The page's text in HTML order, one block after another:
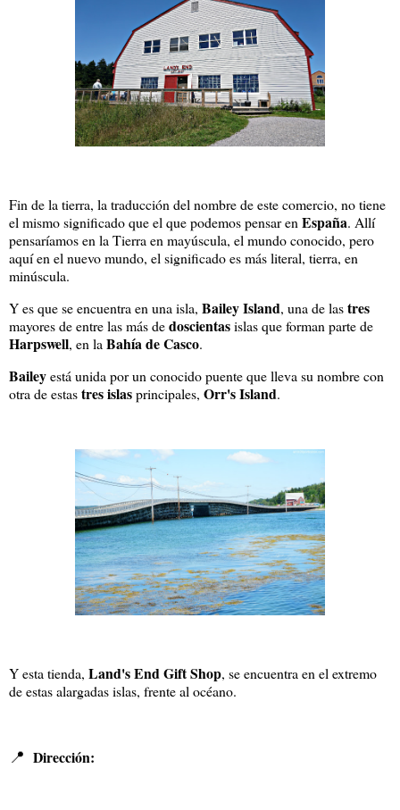
Fin de la tierra, la traducción del nombre de este comercio, no tiene
el mismo significado que el que podemos pensar enEspaña. Allí
pensaríamos en la Tierra en mayúscula, el mundo conocido, pero
aquí en el nuevo mundo, el significado es más literal, tierra, en
minúscula.
Y es que se encuentra en una isla, Bailey Island, una de lastres
mayores de entre las más dedoscientasislas que forman parte de
Harpswell, en la Bahía de Casco.
Baileyestá unida por un conocido puente que lleva su nombre con
otra de estastres islasprincipales, Orr's Island.
Y esta tienda, Land's End Gift Shop, se encuentra en el extremo
de estas alargadas islas, frente al océano.
📍 Dirección: